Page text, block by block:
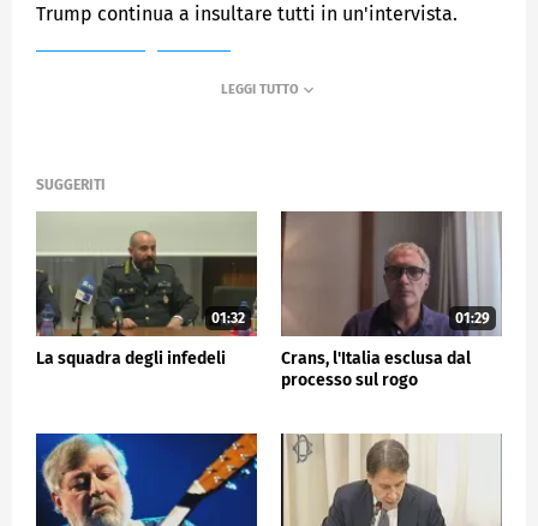
Trump continua a insultare tutti in un'intervista.
SUGGERITI
01:32
La squadra degli infedeli
01:29
Crans, l'Italia esclusa dal
processo sul rogo